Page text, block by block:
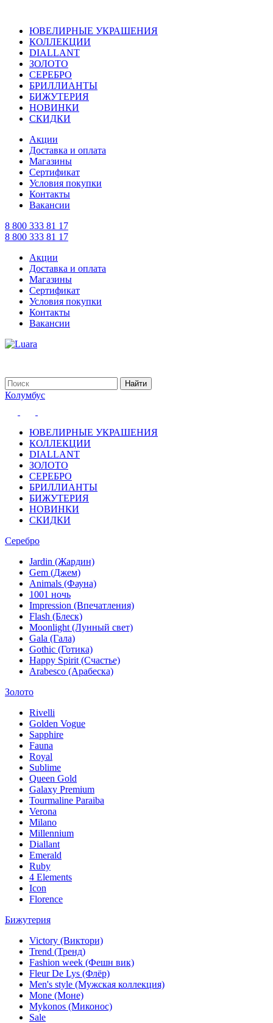
ЮВЕЛИРНЫЕ УКРАШЕНИЯ
КОЛЛЕКЦИИ
DIALLANT
ЗОЛОТО
СЕРЕБРО
БРИЛЛИАНТЫ
БИЖУТЕРИЯ
НОВИНКИ
СКИДКИ
Акции
Доставка и оплата
Магазины
Сертификат
Условия покупки
Контакты
Вакансии
8 800 333 81 17
8 800 333 81 17
Акции
Доставка и оплата
Магазины
Сертификат
Условия покупки
Контакты
Вакансии
Колумбус
ЮВЕЛИРНЫЕ УКРАШЕНИЯ
КОЛЛЕКЦИИ
DIALLANT
ЗОЛОТО
СЕРЕБРО
БРИЛЛИАНТЫ
БИЖУТЕРИЯ
НОВИНКИ
СКИДКИ
Серебро
Jardin (Жардин)
Gem (Джем)
Animals (Фауна)
1001 ночь
Impression (Впечатления)
Flash (Блеск)
Moonlight (Лунный свет)
Gala (Гала)
Gothic (Готика)
Happy Spirit (Счастье)
Arabesco (Арабеска)
Золото
Rivelli
Golden Vogue
Sapphire
Fauna
Royal
Sublime
Queen Gold
Galaxy Premium
Tourmaline Paraiba
Verona
Milano
Millennium
Diallant
Emerald
Ruby
4 Elements
Icon
Florence
Бижутерия
Victory (Виктори)
Trend (Тренд)
Fashion week (Фешн вик)
Fleur De Lys (Флёр)
Men's style (Мужская коллекция)
Mone (Моне)
Mykonos (Миконос)
Sale